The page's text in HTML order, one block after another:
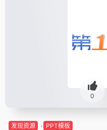
0
发现资源 PPT模板